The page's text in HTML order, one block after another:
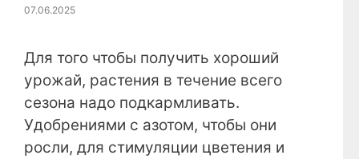
07.06.2025
Для того чтобы получить хороший
урожай, растения в течение всего
сезона надо подкармливать.
Удобрениями с азотом, чтобы они
росли, для стимуляции цветения и